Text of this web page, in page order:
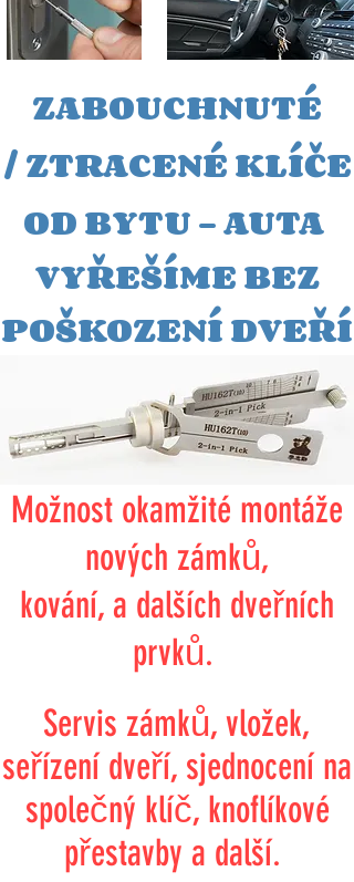
ZABOUCHNUTÉ
/ZTRACENÉ KLÍČE
OD BYTU - AUTA
VYŘEŠÍME BEZ
POŠKOZENÍ DVEŘÍ
Možnost okamžité montáže
nových zámků,
kování, a dalších dveřních
prvků.
Servis zámků, vložek,
seřízení dveří, sjednocení na
společný klíč, knoflíkové
přestavby a další.